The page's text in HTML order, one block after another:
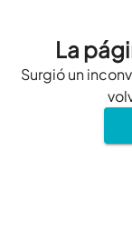
La
Surgió un